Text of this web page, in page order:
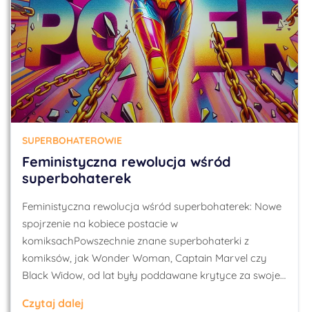
SUPERBOHATEROWIE
Feministyczna rewolucja wśród
superbohaterek
Feministyczna rewolucja wśród superbohaterek: Nowe
spojrzenie na kobiece postacie w
komiksachPowszechnie znane superbohaterki z
komiksów, jak Wonder Woman, Captain Marvel czy
Black Widow, od lat były poddawane krytyce za swoje…
Czytaj dalej